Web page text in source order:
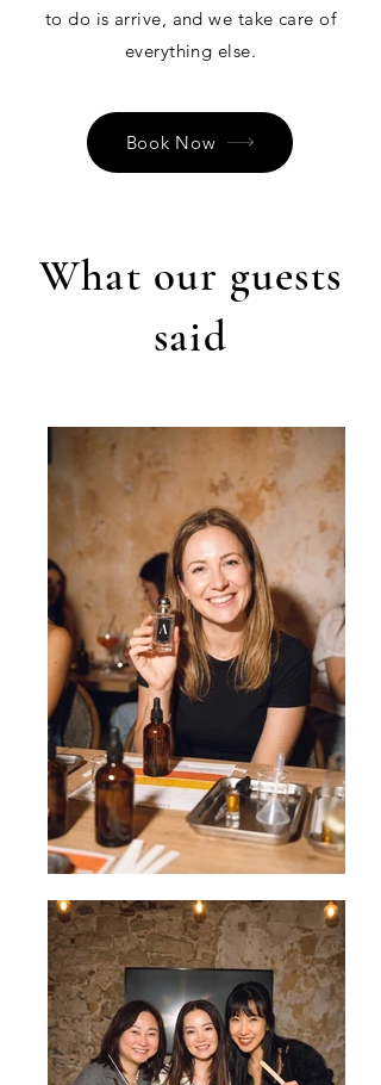
to do is arrive, and we take care of
everything else.
Book Now
What our guests
said